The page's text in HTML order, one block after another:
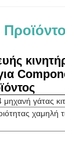
γάτας
χαμηλή